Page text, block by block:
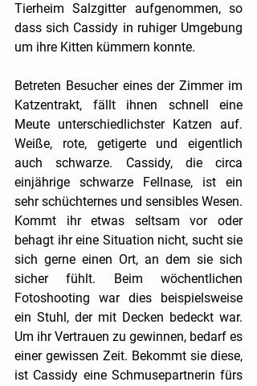
Tierheim Salzgitter aufgenommen, so
dass sich Cassidy in ruhiger Umgebung
um ihre Kitten kümmern konnte.
Betreten Besucher eines der Zimmer im
Katzentrakt, fällt ihnen schnell eine
Meute unterschiedlichster Katzen auf.
Weiße, rote, getigerte und eigentlich
auch schwarze. Cassidy, die circa
einjährige schwarze Fellnase, ist ein
sehr schüchternes und sensibles Wesen.
Kommt ihr etwas seltsam vor oder
behagt ihr eine Situation nicht, sucht sie
sich gerne einen Ort, an dem sie sich
sicher fühlt. Beim wöchentlichen
Fotoshooting war dies beispielsweise
ein Stuhl, der mit Decken bedeckt war.
Um ihr Vertrauen zu gewinnen, bedarf es
einer gewissen Zeit. Bekommt sie diese,
ist Cassidy eine Schmusepartnerin fürs